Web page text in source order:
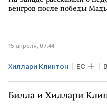
венгров после победы
15 апреля, 07:44
Хиллари Клинтон ЕС
ВЕНГРИЯ Урсула фон
Билла и Хиллари